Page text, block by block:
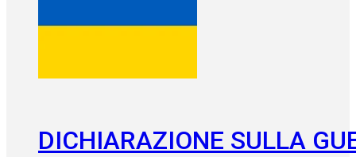
DICHIARAZIONE SULLA